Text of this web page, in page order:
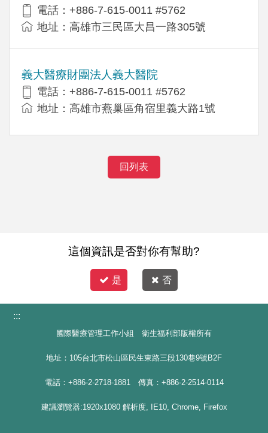
電話：+886-7-615-0011 #5762
地址：高雄市三民區大昌一路305號
義大醫療財團法人義大醫院
電話：+886-7-615-0011 #5762
地址：高雄市燕巢區角宿里義大路1號
回列表
這個資訊是否對你有幫助?
是 否
:::
國際醫療管理工作小組 衛生福利部版權所有
地址：105台北市松山區民生東路三段130巷9號B2F
電話：+886-2-2718-1881 傳真：+886-2-2514-0114
建議瀏覽器:1920x1080 解析度, IE10, Chrome, Firefox